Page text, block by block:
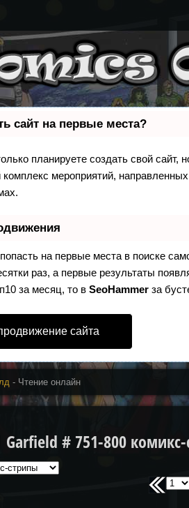
сайт на первые места?
планируете создать свой сайт,
мероприятий,
на первые места в поиске
раз, а первые результаты
за месяц, то вSeoHammer за
сайта
- Чтение онлайн
# 751-800